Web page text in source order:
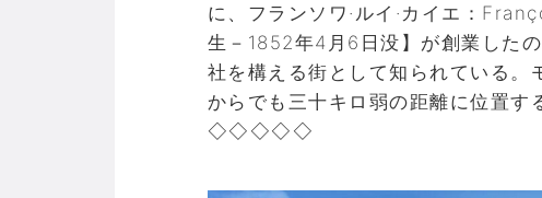
に、フランソワ·ルイ·カイエ：
生－1852年4月6日没】が創業した
社を構える街として知られている。
からでも三十キロ弱の距離に位置す
◇◇◇◇◇